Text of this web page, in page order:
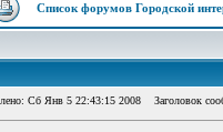
Список форумов Городской
Сб Янв 5 22:43:15 2008 Заголовок